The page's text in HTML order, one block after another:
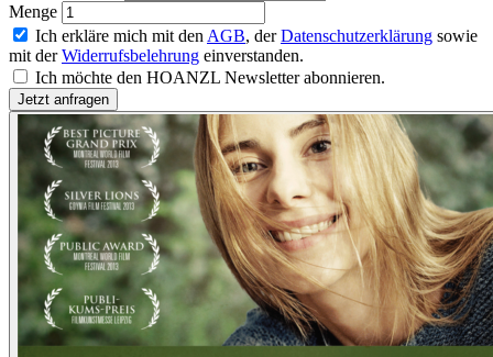
Menge
Ich erkläre mich mit den AGB, derDatenschutzerklärung sowie
mit derWiderrufsbelehrung einverstanden.
Ich möchte den HOANZL Newsletter abonnieren.